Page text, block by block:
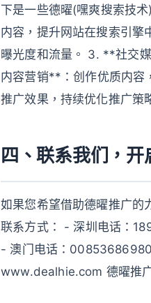
下是一些德曜(嘿爽搜索技
内容，提升网站在搜索引
曝光度和流量。 3. **社交
内容营销**：创作优质内容
推广效果，持续优化推广策
四、联系我们，
如果您希望借助德曜推广的
联系方式： - 深圳电话：
- 澳门电话：
www.dealhie.com 德曜推